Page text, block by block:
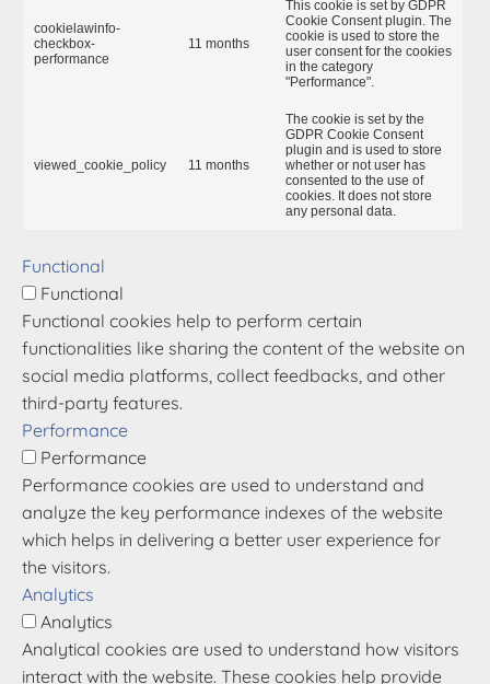
cookielawinfo-
checkbox-
performance
11 months
This cookie is set by GDPR
Cookie Consent plugin. The
cookie is used to store the
user consent for the cookies
in the category
"Performance".
viewed_cookie_policy 11 months
The cookie is set by the
GDPR Cookie Consent
plugin and is used to store
whether or not user has
consented to the use of
cookies. It does not store
any personal data.
Functional
Functional
Functional cookies help to perform certain
functionalities like sharing the content of the website on
social media platforms, collect feedbacks, and other
third-party features.
Performance
Performance
Performance cookies are used to understand and
analyze the key performance indexes of the website
which helps in delivering a better user experience for
the visitors.
Analytics
Analytics
Analytical cookies are used to understand how visitors
interact with the website. These cookies help provide